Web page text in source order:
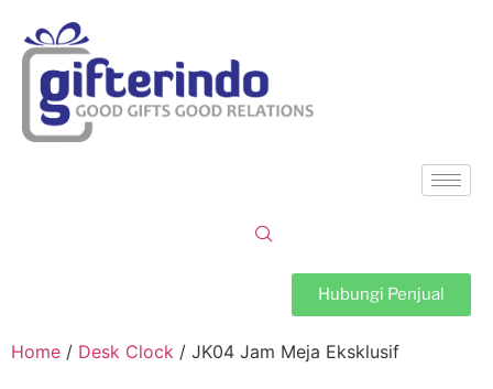
Hubungi Penjual
Home / Desk Clock / JK04 Jam Meja Eksklusif